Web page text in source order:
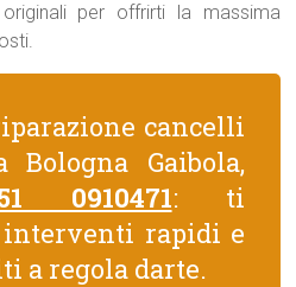
per offrirti la massima
cancelli
Bologna Gaibola,
0910471: ti
interventi rapidi e
a regola darte.